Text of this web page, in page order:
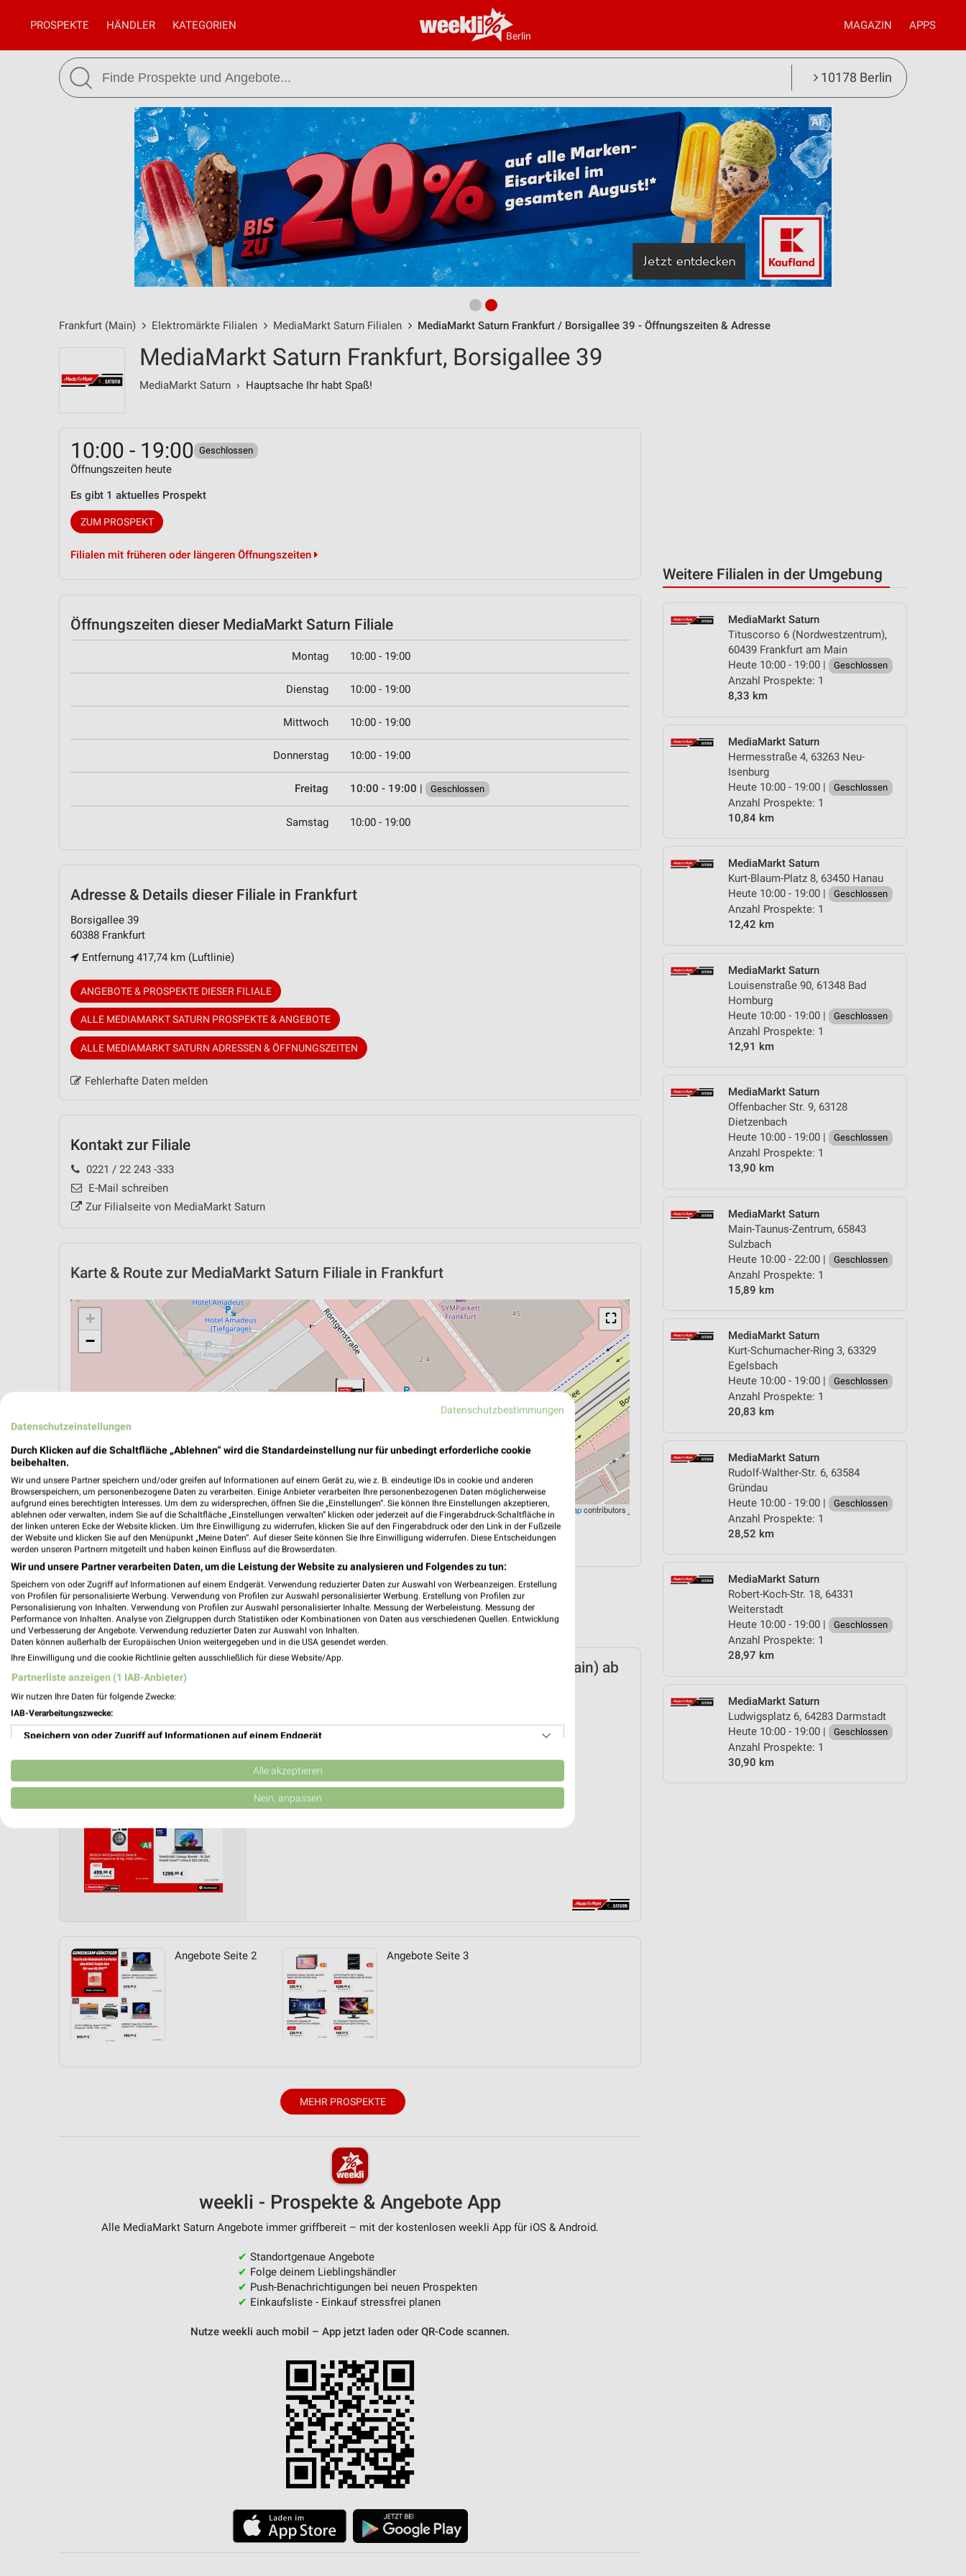
Berlin
PROSPEKTE HÄNDLER KATEGORIEN MAGAZIN APPS
10178 Berlin
Frankfurt (Main) Elektromärkte Filialen MediaMarkt Saturn Filialen MediaMarkt Saturn Frankfurt / Borsigallee 39 - Öffnungszeiten & Adresse
Weitere Filialen in der Umgebung
MediaMarkt Saturn
Tituscorso 6 (Nordwestzentrum),
60439 Frankfurt am Main
Heute 10:00 - 19:00 |
Geschlossen
Anzahl Prospekte: 1
8,33 km
MediaMarkt Saturn
Hermesstraße 4, 63263 Neu-
Isenburg
Heute 10:00 - 19:00 |
Geschlossen
Anzahl Prospekte: 1
10,84 km
MediaMarkt Saturn
Kurt-Blaum-Platz 8, 63450 Hanau
Heute 10:00 - 19:00 |
Geschlossen
Anzahl Prospekte: 1
12,42 km
MediaMarkt Saturn
Louisenstraße 90, 61348 Bad
Homburg
Heute 10:00 - 19:00 |
Geschlossen
Anzahl Prospekte: 1
12,91 km
MediaMarkt Saturn
Offenbacher Str. 9, 63128
Dietzenbach
Heute 10:00 - 19:00 |
Geschlossen
Anzahl Prospekte: 1
13,90 km
MediaMarkt Saturn
Main-Taunus-Zentrum, 65843
Sulzbach
Heute 10:00 - 22:00 |
Geschlossen
Anzahl Prospekte: 1
15,89 km
MediaMarkt Saturn
Kurt-Schumacher-Ring 3, 63329
Egelsbach
Heute 10:00 - 19:00 |
Geschlossen
Anzahl Prospekte: 1
20,83 km
MediaMarkt Saturn
Rudolf-Walther-Str. 6, 63584
Gründau
Heute 10:00 - 19:00 |
Geschlossen
Anzahl Prospekte: 1
28,52 km
MediaMarkt Saturn
Robert-Koch-Str. 18, 64331
Weiterstadt
Heute 10:00 - 19:00 |
Geschlossen
Anzahl Prospekte: 1
28,97 km
MediaMarkt Saturn
Ludwigsplatz 6, 64283 Darmstadt
Heute 10:00 - 19:00 |
Geschlossen
Anzahl Prospekte: 1
30,90 km
MediaMarkt Saturn Frankfurt, Borsigallee 39
MediaMarkt Saturn › Hauptsache Ihr habt Spaß!
10:00 - 19:00 Geschlossen
Öffnungszeiten heute
Es gibt 1 aktuelles Prospekt
ZUM PROSPEKT
Filialen mit früheren oder längeren Öffnungszeiten
Öffnungszeiten dieser MediaMarkt Saturn Filiale
Montag 10:00 - 19:00
Dienstag 10:00 - 19:00
Mittwoch 10:00 - 19:00
Donnerstag 10:00 - 19:00
Freitag 10:00 - 19:00 | Geschlossen
Samstag 10:00 - 19:00
Adresse & Details dieser Filiale in Frankfurt
Borsigallee 39
60388 Frankfurt
Entfernung 417,74 km (Luftlinie)
ANGEBOTE & PROSPEKTE DIESER FILIALE
ALLE MEDIAMARKT SATURN PROSPEKTE & ANGEBOTE
ALLE MEDIAMARKT SATURN ADRESSEN & ÖFFNUNGSZEITEN
Fehlerhafte Daten melden
Kontakt zur Filiale
0221 / 22 243 -333
E-Mail schreiben
Zur Filialseite von MediaMarkt Saturn
Karte & Route zur MediaMarkt Saturn Filiale in Frankfurt
⛶
+
−
Leaflet|©OpenStreetMapcontributors
ÖPNV ANZEIGEN LADESÄULEN ANZEIGEN NAVIGATION MIT GOOGLE/IOS MAPS
Aktuelle Angebote in dieser Filiale
Anzahl Prospekte: 1
Letztes Prospektupdate: vor 19 Tagen
❯
MediaMarkt Saturn Prospekt für Frankfurt (Main) ab
Gültig von 20. Jul. bis 10. Aug.
Angebote Seite 2 Angebote Seite 3
MEHR PROSPEKTE
weekli - Prospekte & Angebote App
Alle MediaMarkt Saturn Angebote immer griffbereit – mit der kostenlosen weekli App für iOS & Android.
✔ Standortgenaue Angebote
✔ Folge deinem Lieblingshändler
✔ Push-Benachrichtigungen bei neuen Prospekten
✔ Einkaufsliste - Einkauf stressfrei planen
Nutze weekli auch mobil – App jetzt laden oder QR-Code scannen.
Datenschutzbestimmungen
Datenschutzeinstellungen
Durch Klicken auf die Schaltfläche „Ablehnen“ wird die Standardeinstellung nur für unbedingt erforderliche cookie
beibehalten.
Wir und unsere Partner speichern und/oder greifen auf Informationen auf einem Gerät zu, wie z. B. eindeutige IDs in cookie und anderen
Browserspeichern, um personenbezogene Daten zu verarbeiten. Einige Anbieter verarbeiten Ihre personenbezogenen Daten möglicherweise
aufgrund eines berechtigten Interesses. Um dem zu widersprechen, öffnen Sie die „Einstellungen“. Sie können Ihre Einstellungen akzeptieren,
ablehnen oder verwalten, indem Sie auf die Schaltfläche „Einstellungen verwalten“ klicken oder jederzeit auf die Fingerabdruck-Schaltfläche in
der linken unteren Ecke der Website klicken. Um Ihre Einwilligung zu widerrufen, klicken Sie auf den Fingerabdruck oder den Link in der Fußzeile
der Website und klicken Sie auf den Menüpunkt „Meine Daten“. Auf dieser Seite können Sie Ihre Einwilligung widerrufen. Diese Entscheidungen
werden unseren Partnern mitgeteilt und haben keinen Einfluss auf die Browserdaten.
Wir und unsere Partner verarbeiten Daten, um die Leistung der Website zu analysieren und Folgendes zu tun:
Speichern von oder Zugriff auf Informationen auf einem Endgerät. Verwendung reduzierter Daten zur Auswahl von Werbeanzeigen. Erstellung
von Profilen für personalisierte Werbung. Verwendung von Profilen zur Auswahl personalisierter Werbung. Erstellung von Profilen zur
Personalisierung von Inhalten. Verwendung von Profilen zur Auswahl personalisierter Inhalte. Messung der Werbeleistung. Messung der
Performance von Inhalten. Analyse von Zielgruppen durch Statistiken oder Kombinationen von Daten aus verschiedenen Quellen. Entwicklung
und Verbesserung der Angebote. Verwendung reduzierter Daten zur Auswahl von Inhalten.
Daten können außerhalb der Europäischen Union weitergegeben und in die USA gesendet werden.
Ihre Einwilligung und die cookie Richtlinie gelten ausschließlich für diese Website/App.
Partnerliste anzeigen (1 IAB-Anbieter)
Wir nutzen Ihre Daten für folgende Zwecke:
IAB-Verarbeitungszwecke:
Speichern von oder Zugriff auf Informationen auf einem Endgerät
Verwendung reduzierter Daten zur Auswahl von Werbeanzeigen
Erstellung von Profilen für personalisierte Werbung
Erstellung von Profilen zur Personalisierung von Inhalten
Verwendung von Profilen zur Auswahl personalisierter Inhalte
Analyse von Zielgruppen durch Statistiken oder Kombinationen von Daten aus verschiedenen
Entwicklung und Verbesserung der Angebote
Verwendung reduzierter Daten zur Auswahl von Inhalten
Geräte anhand von aktiv angeforderten Informationen identifizieren
Alle akzeptieren
Nein, anpassen